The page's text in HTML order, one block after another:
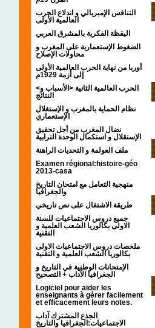
التنافس الإمبريالي و اندلاع الحرب
العالمية الأولى
اليقظة الفكرية بالمشرق العربي
الضغوط الإستعمارية على المغرب و
محاولات الإصلاح
أوربا من نهاية الحرب العالمية الأولى
إلى أزمة 1929م
<الحرب العالمية الثانية <الأسباب و
النتائج
نظام الحماية بالمغرب و الإستغلال
الإستعماري
نضال المغرب من أجل تحقيق
الإستقلال و استكمال الوحدة الترابية
ملف العولمة و التحديات الراهنة
Examen régional:histoire-géo
2013-casa
منهجية التعامل مع امتحان التاريخ
والجغرافيا
طريقة الاشتغال على نص تاريخي
جميع دروس الاجتماعيات للسنة
الاولى بكالوريا الشعب العلمية و
التقنية
ملخصات دروس الاجتماعيات الاولى
بكالوريا الشعب العلمية و التقنية
الإمتحانات الوطنية في التاريخ و
الجغرافيا الآداب + التصحيح
Logiciel pour aider les
enseignants à gérer facilement
et efficacement leurs notes.
الجذع المشترك آداب
الاجتماعيات:الجغرافيا والتاريخ